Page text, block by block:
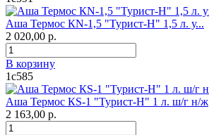
Аша Термос КN-1,5 "Турист-Н" 1,5 л. у...
2 020,00 р.
В корзину
1с585
Аша Термос КS-1 "Турист-Н" 1 л. ш/г н/ж
2 163,00 р.